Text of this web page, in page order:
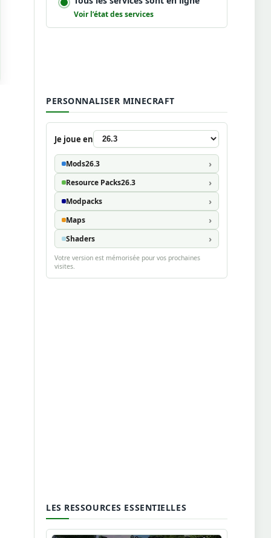
Voir l’état des services
PERSONNALISER MINECRAFT
Je joue en
Mods26.3
Resource Packs26.3
Modpacks
Maps
Shaders
Votre version est mémorisée pour vos prochaines
visites.
LES RESSOURCES ESSENTIELLES